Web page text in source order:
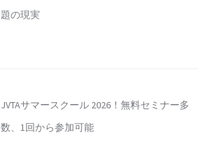
題の現実
JVTAサマースクール 2026！無料セミナー多
数、1回から参加可能